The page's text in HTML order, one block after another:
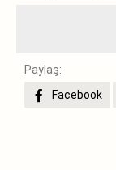
Paylaş:
Facebook